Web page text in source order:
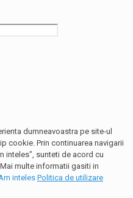
dumneavoastra pe site-ul
cookie. Prin continuarea navigarii
inteles", sunteti de acord cu
multe informatii gasiti in
inteles Politica de utilizare